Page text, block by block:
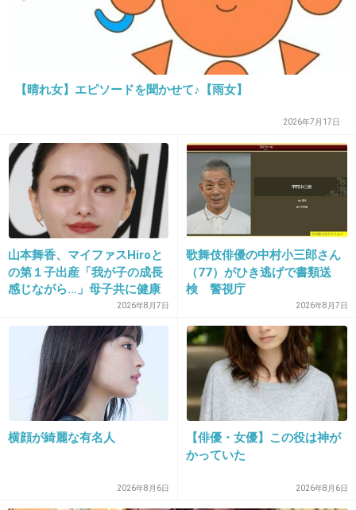
2012/11/26(月) 18:25:51
叩くと布団が傷むだけらしいね。
あと、布団を干した後の良いにおいは、ダニの死臭なんだ
って。ギャー
+0 -0
22. 匿名 2012/11/27(火) 20:05:47
昔は布団たたきから殺人事件まで発展したことあるから気
を使ってやったほうがいいよ。
+0 -0
23. 匿名2012/11/27(火) 23:08:06
近所の潔癖症のおばさん布団を4つ折りにしながら10分ぐら
い叩いてる
【晴れ女】エピソードを聞かせて♪【雨女】
2026年7月17日
山本舞香、マイファスHiroと
の第１子出産「我が子の成長
感じながら…」母子共に健康
2026年8月7日
歌舞伎俳優の中村小三郎さん
（77）がひき逃げで書類送
検 警視庁
2026年8月7日
横顔が綺麗な有名人
2026年8月6日
【俳優・女優】この役は神が
かっていた
2026年8月6日